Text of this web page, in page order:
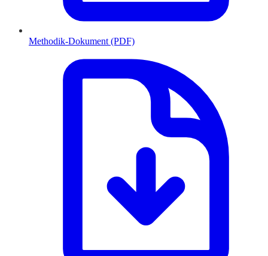
Methodik-Dokument (PDF)